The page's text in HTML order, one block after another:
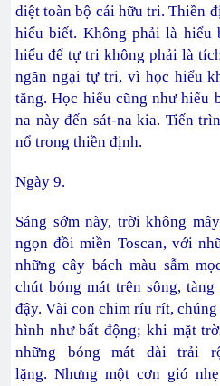
diệt toàn bộ cái hữu tri. Thiền
hiểu biết. Không phải là
hiểu để tự tri không phải là
ngăn ngại tự tri, vì học hiểu
tăng. Học hiểu cũng như hiểu
na này đến sát-na kia. Tiến
nổ trong thiền định.
Ngày 9.
Sáng sớm này, trời không
ngọn đồi miền Toscan, với
những cây bách màu sẫm
chút bóng mát trên sông,
đậy. Vài con chim ríu rít,
hình như bất động; khi mặt
những bóng mát dài trải
lặng. Nhưng một cơn gió